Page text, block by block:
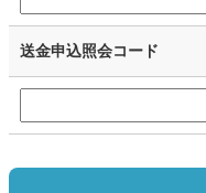
送金申込照会コード